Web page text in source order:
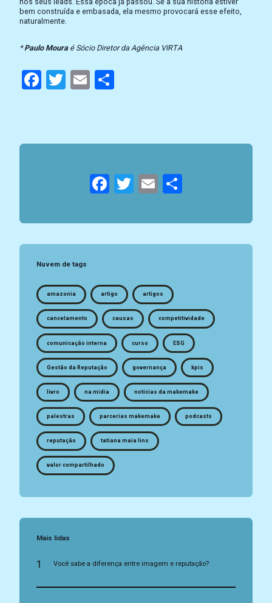
bem construída e embasada, ela mesmo provocará esse efeito,
naturalmente.
*Paulo Mouraé Sócio Diretor da Agência VIRTA
Facebook
Twitter
Email
Facebook
Twitter
Email
Nuvem de tags
amazonia artigo artigos
cancelamento causas competitividade
comunicação interna curso ESG
Gestão da Reputação governança kpis
livro na midia notícias da makemake
palestras parcerias makemake podcasts
reputação tatiana maia lins
valor compartilhado
Mais lidas
1 Você sabe a diferença entre imagem e reputação?